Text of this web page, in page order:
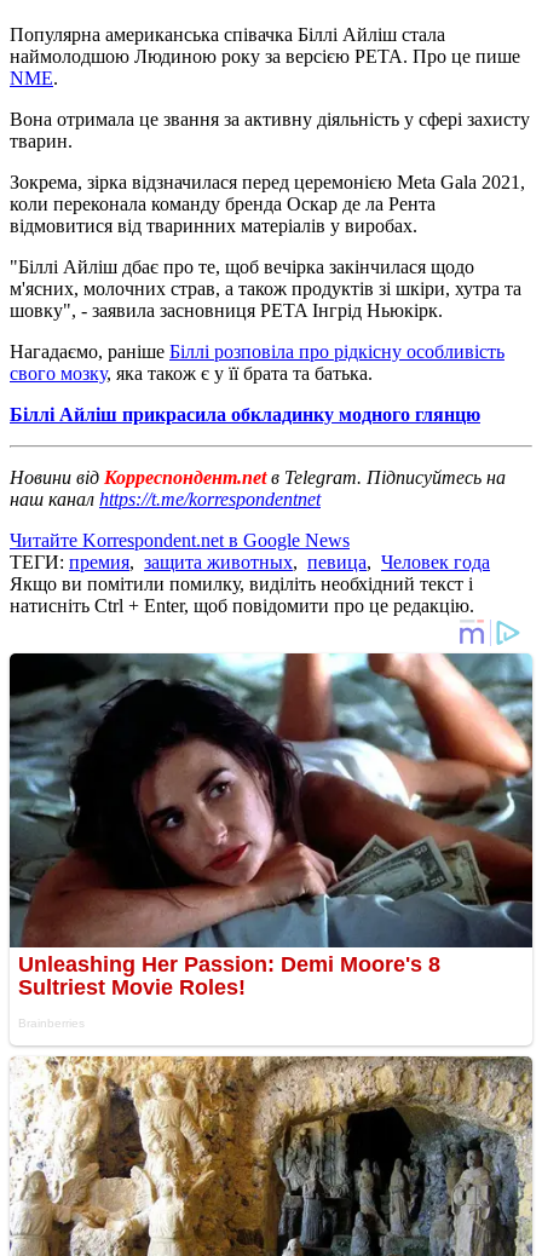
Популярна американська співачка Біллі Айліш стала
наймолодшою ​​Людиною року за версією РЕТА. Про це пише
NME.
Вона отримала це звання за активну діяльність у сфері захисту
тварин.
Зокрема, зірка відзначилася перед церемонією Meta Gala 2021,
коли переконала команду бренда Оскар де ла Рента
відмовитися від тваринних матеріалів у виробах.
"Біллі Айліш дбає про те, щоб вечірка закінчилася щодо
м'ясних, молочних страв, а також продуктів зі шкіри, хутра та
шовку", - заявила засновниця PETA Інгрід Ньюкірк.
Нагадаємо, раніше Біллі розповіла про рідкісну особливість
свого мозку, яка також є у її брата та батька.
Біллі Айліш прикрасила обкладинку модного глянцю
Новини від Корреспондент.netв Telegram. Підписуйтесь на
наш канал https://t.me/korrespondentnet
Читайте Korrespondent.net в Google News
ТЕГИ: премия, защита животных, певица, Человек года
Якщо ви помітили помилку, виділіть необхідний текст і
натисніть Ctrl + Enter, щоб повідомити про це редакцію.